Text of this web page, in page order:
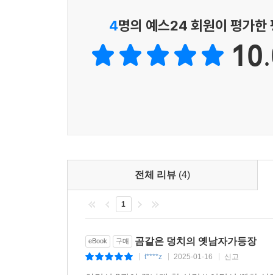
4명의 예스24 회원이 평가한
전체 리뷰 (4)
1
eBook 구매 곰같은 덩치의 옛남자가등장
t****z 2025-01-16 신고